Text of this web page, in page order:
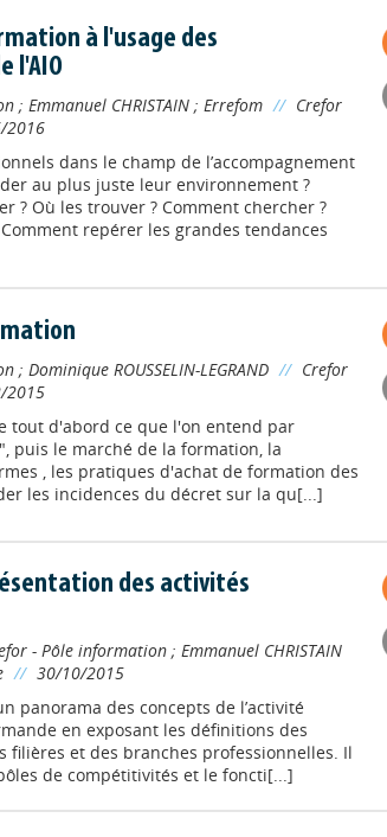
à l'usage des
l'AIO
; Emmanuel CHRISTAIN; Errefom // Crefor
2016
dans le champ de l’accompagnement
au plus juste leur environnement ?
? Où les trouver ? Comment chercher ?
repérer les grandes tendances
; Dominique ROUSSELIN-LEGRAND // Crefor
2015
tout d'abord ce que l'on entend par
puis le marché de la formation, la
, les pratiques d'achat de formation des
les incidences du décret sur la qu[...]
des activités
- Pôle information; Emmanuel CHRISTAIN
// 30/10/2015
panorama des concepts de l’activité
en exposant les définitions des
filières et des branches professionnelles. Il
de compétitivités et le foncti[...]